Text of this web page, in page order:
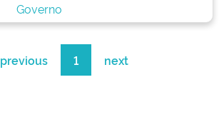
Governo
previous 1 next